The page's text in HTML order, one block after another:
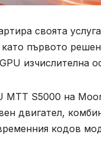
своята
първото
изчислителна
MTT S5000 на
двигател,
кодов